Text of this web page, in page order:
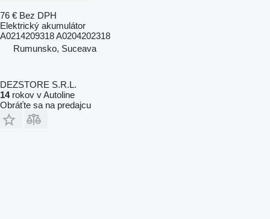
76 € Bez DPH
Elektrický akumulátor
A0214209318 A0204202318
Rumunsko, Suceava
DEZSTORE S.R.L.
14rokov v Autoline
Obráťte sa na predajcu